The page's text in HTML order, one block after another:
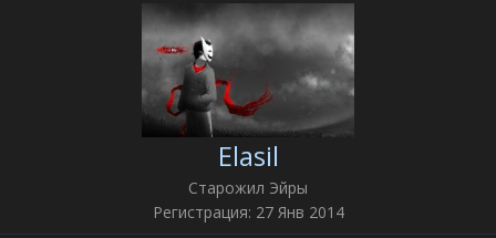
Elasil
Старожил Эйры
Регистрация 27 Янв 2014